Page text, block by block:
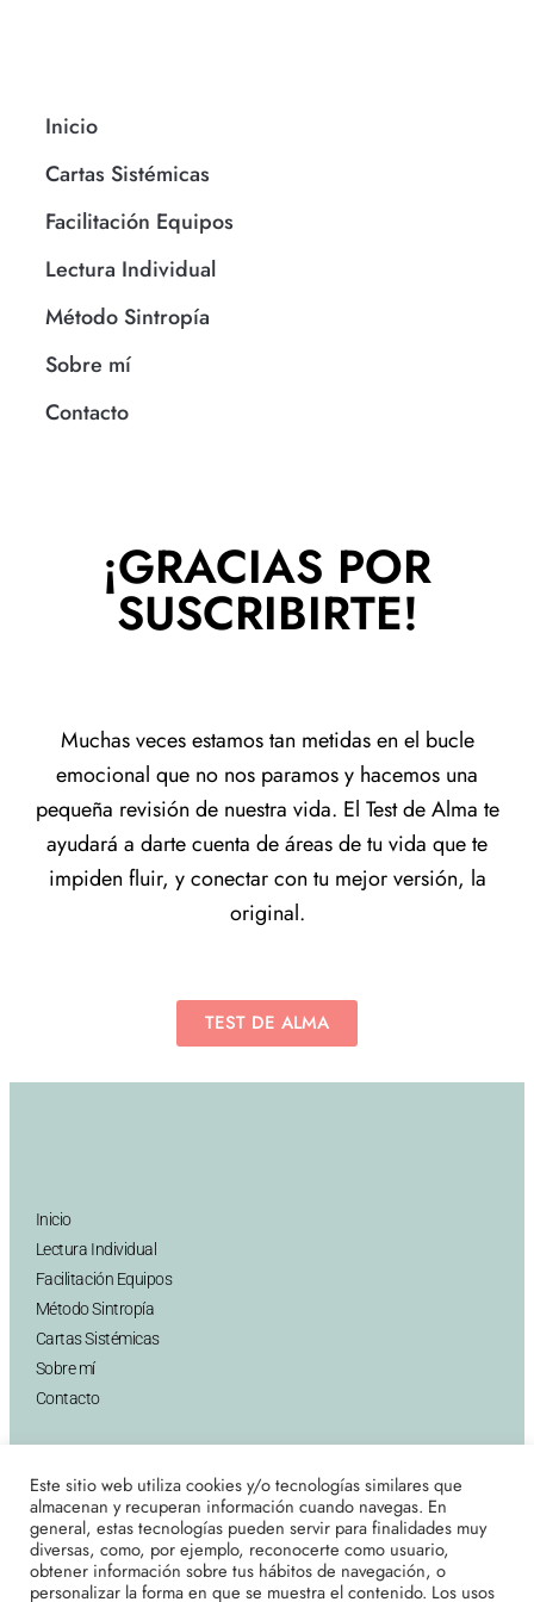
Inicio
Cartas Sistémicas
Facilitación Equipos
Lectura Individual
Método Sintropía
Sobre mí
Contacto
¡GRACIAS POR
SUSCRIBIRTE!
Muchas veces estamos tan metidas en el bucle
emocional que no nos paramos y hacemos una
pequeña revisión de nuestra vida. El Test de Alma te
ayudará a darte cuenta de áreas de tu vida que te
impiden fluir, y conectar con tu mejor versión, la
original.
TEST DE ALMA
Inicio
Lectura Individual
Facilitación Equipos
Método Sintropía
Cartas Sistémicas
Sobre mí
Contacto
Política de Privacidad
Política de cookies
Términos y Condiciones
Este sitio web utiliza cookies y/o tecnologías similares que
almacenan y recuperan información cuando navegas. En
general, estas tecnologías pueden servir para finalidades muy
diversas, como, por ejemplo, reconocerte como usuario,
obtener información sobre tus hábitos de navegación, o
personalizar la forma en que se muestra el contenido. Los usos